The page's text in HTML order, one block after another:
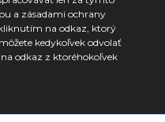
a zásadami ochrany
na odkaz, ktorý
kedykoľvek odvolať
odkaz z ktoréhokoľvek